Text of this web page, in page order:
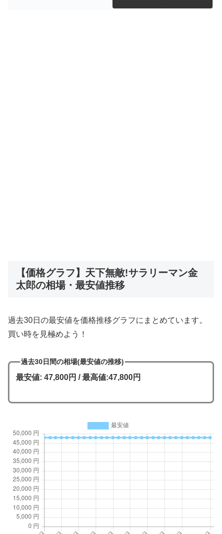
【価格グラフ】天下無敵!サラリーマン金
太郎の相場・最安値推移
過去30日の最安値を価格推移グラフにまとめています。
買い時を見極めよう！
過去30日間の相場(最安値の推移)
最安値: 47,800円 / 最高値:47,800円